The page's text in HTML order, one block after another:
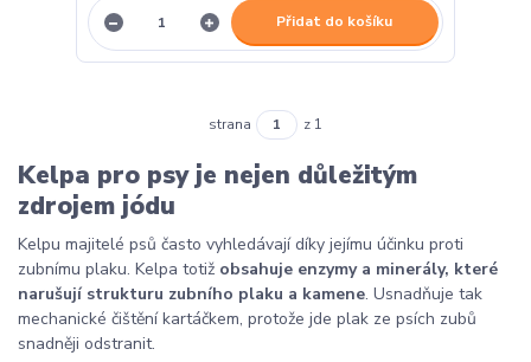
Přidat do košíku
strana z 1
Kelpa pro psy je nejen důležitým
zdrojem jódu
Kelpu majitelé psů často vyhledávají díky jejímu účinku proti
zubnímu plaku. Kelpa totiž obsahuje enzymy a minerály, které
narušují strukturu zubního plaku a kamene. Usnadňuje tak
mechanické čištění kartáčkem, protože jde plak ze psích zubů
snadněji odstranit.